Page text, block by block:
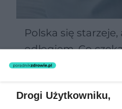
Polska się
odłogiem. Co
Polaków po 60-tce?
Drogi Użytkowniku,